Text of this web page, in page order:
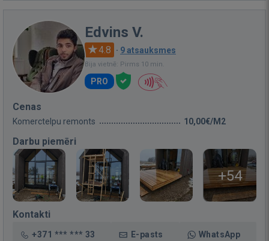
Edvins V.
4.8 · 9 atsauksmes
Bija vietnē: Pirms 10 min.
PRO
Cenas
Komerctelpu remonts 10,00€/M2
Darbu piemēri
+54
Kontakti
+371 *** *** 33 E-pasts WhatsApp